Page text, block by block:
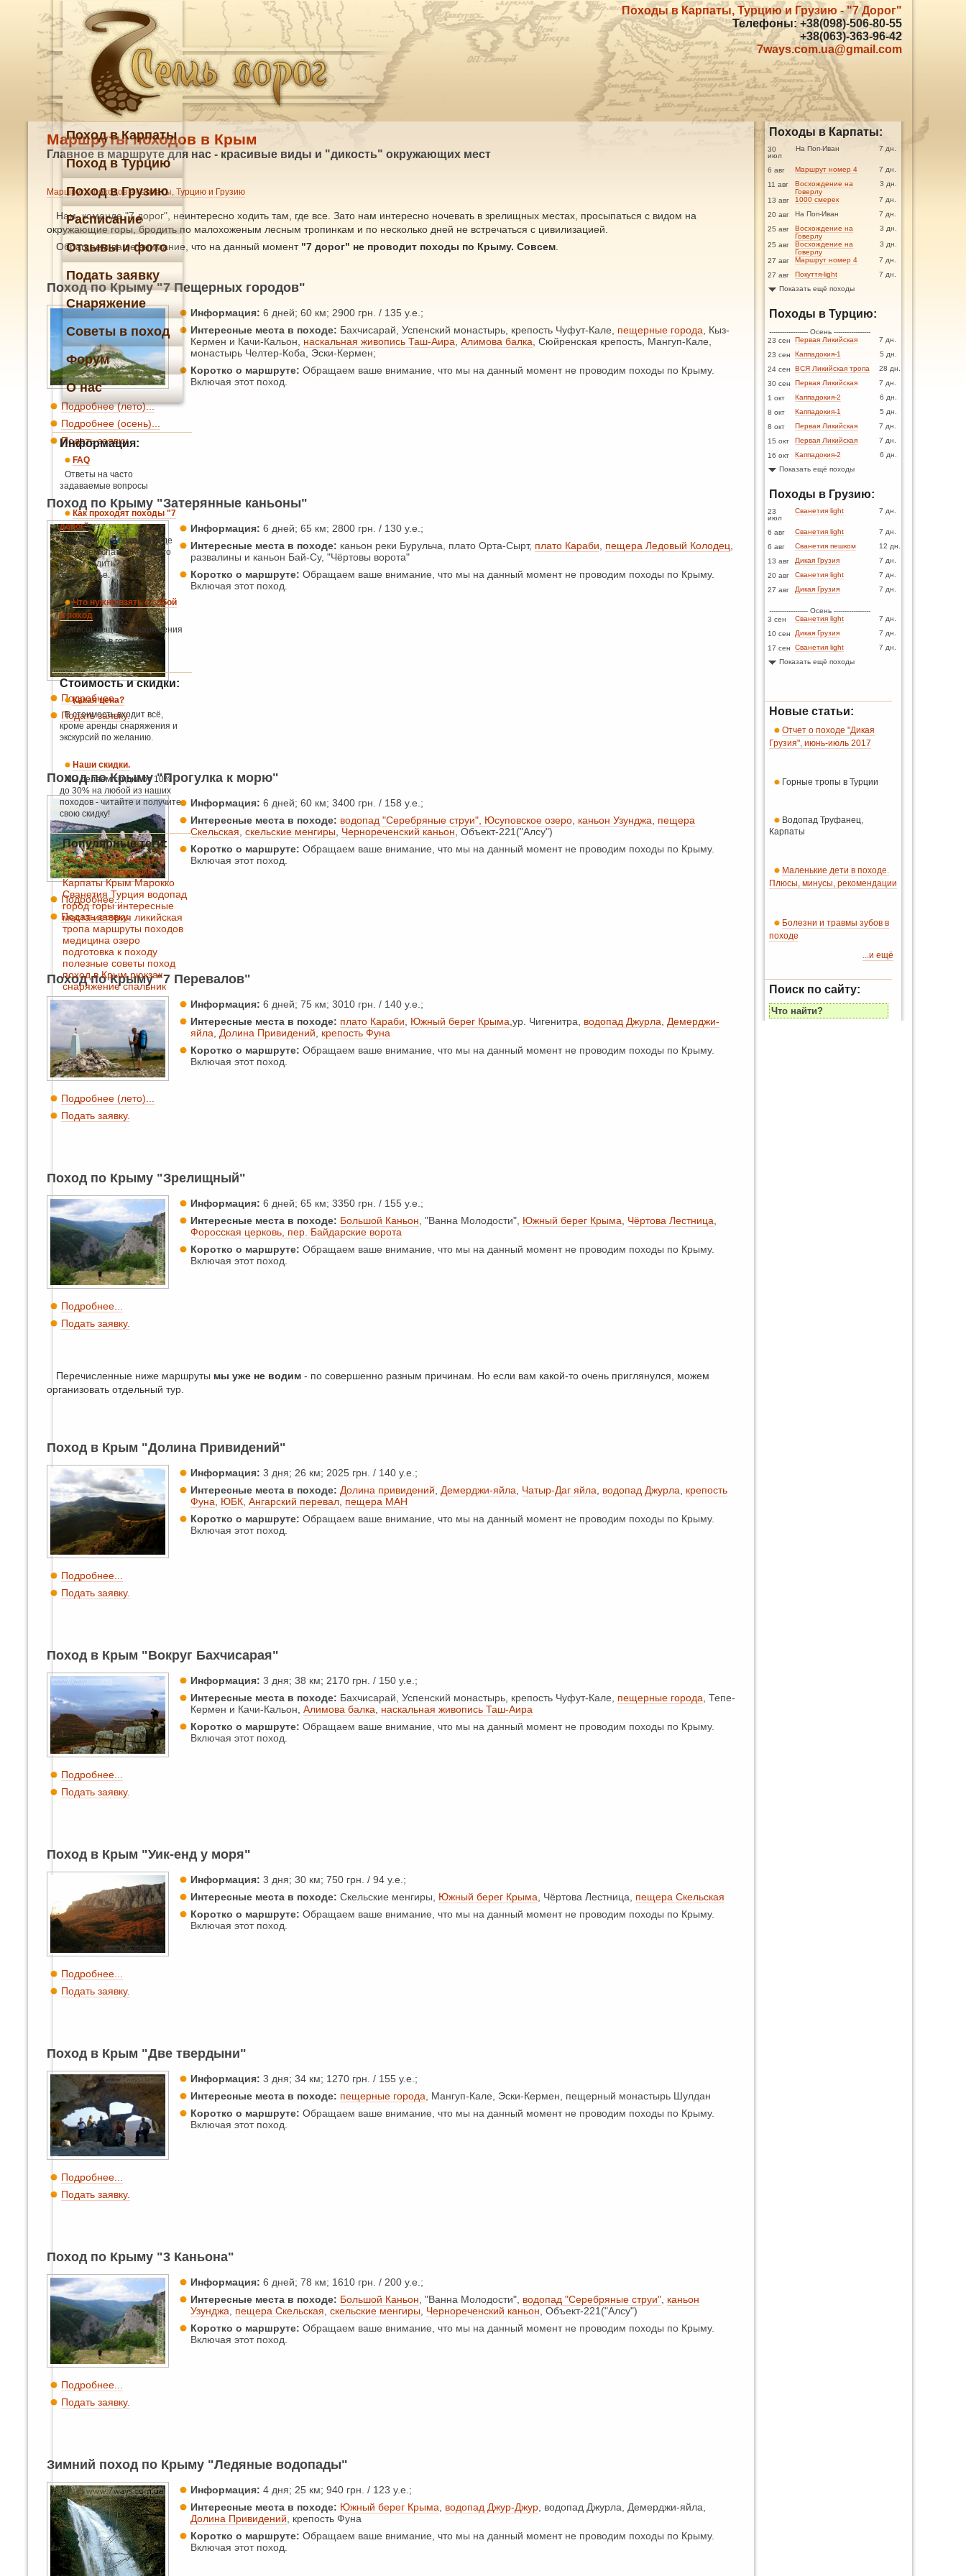
Походы в Карпаты, Турцию и Грузию - "7 Дорог"
Телефоны: +38(098)-506-80-55
+38(063)-363-96-42
7ways.com.ua@gmail.com
Маршруты походов в Крым
Главное в маршруте для нас - красивые виды и "дикость" окружающих мест
Маршруты походов в Карпаты, Турцию и Грузию
Нам, команде "7 дорог", неинтересно ходить там, где все. Зато нам интересно ночевать в зрелищных местах, просыпаться с видом на
окружающие горы, бродить по малохоженым лесным тропинкам и по несколько дней не встречаться с цивилизацией.
Обращаем ваше внимание, что на данный момент "7 дорог" не проводит походы по Крыму. Совсем
Поход по Крыму "7 Пещерных городов"
Подробнее (лето)...
Подробнее (осень)...
Подать заявку.
Информация: 6 дней; 60 км; 2900 грн. / 135 у.е.;
Интересные места в походе: Бахчисарай, Успенский монастырь, крепость Чуфут-Кале, пещерные города , Кыз-
Кермен и Качи-Кальон, наскальная живопись Таш-Аира Алимова балка , Сюйренская крепость, Мангуп-Кале,
монастырь Челтер-Коба, Эски-Кермен;
Коротко о маршруте: Обращаем ваше внимание, что мы на данный момент не проводим походы по Крыму.
Включая этот поход.
Поход по Крыму "Затерянные каньоны"
Подробнее...
Подать заявку.
Информация: 6 дней; 65 км; 2800 грн. / 130 у.е.;
Интересные места в походе: каньон реки Бурульча, плато Орта-Сырт, плато Караби пещера Ледовый Колодец
развалины и каньон Бай-Су, "Чёртовы ворота"
Коротко о маршруте: Обращаем ваше внимание, что мы на данный момент не проводим походы по Крыму.
Включая этот поход.
Поход по Крыму "Прогулка к морю"
Подробнее...
Подать заявку.
Информация: 6 дней; 60 км; 3400 грн. / 158 у.е.;
Интересные места в походе: водопад "Серебряные струи", Юсуповское озеро каньон Узунджа
пещера
Скельская скельские менгиры Чернореченский каньон , Объект-221("Алсу")
Коротко о маршруте: Обращаем ваше внимание, что мы на данный момент не проводим походы по Крыму.
Включая этот поход.
Поход по Крыму "7 Перевалов"
Подробнее (лето)...
Подать заявку.
Информация: 6 дней; 75 км; 3010 грн. / 140 у.е.;
Интересные места в походе: плато Караби Южный берег Крыма ,ур. Чигенитра, водопад Джурла
Демерджи-
яйла
Долина Привидений
крепость Фуна
Коротко о маршруте: Обращаем ваше внимание, что мы на данный момент не проводим походы по Крыму.
Включая этот поход.
Поход по Крыму "Зрелищный"
Подробнее...
Подать заявку.
Информация: 6 дней; 65 км; 3350 грн. / 155 у.е.;
Интересные места в походе: Большой Каньон , "Ванна Молодости", Южный берег Крыма Чёртова Лестница
Форосская церковь, пер. Байдарские ворота
Коротко о маршруте: Обращаем ваше внимание, что мы на данный момент не проводим походы по Крыму.
Включая этот поход.
Перечисленные ниже маршруты мы уже не водим - по совершенно разным причинам. Но если вам какой-то очень приглянулся, можем
организовать отдельный тур.
Поход в Крым "Долина Привидений"
Подробнее...
Подать заявку.
Информация: 3 дня; 26 км; 2025 грн. / 140 у.е.;
Интересные места в походе: Долина привидений Демерджи-яйла Чатыр-Даг яйла водопад Джурла
крепость
Фуна
ЮБК Ангарский перевал пещера МАН
Коротко о маршруте: Обращаем ваше внимание, что мы на данный момент не проводим походы по Крыму.
Включая этот поход.
Поход в Крым "Вокруг Бахчисарая"
Подробнее...
Подать заявку.
Информация: 3 дня; 38 км; 2170 грн. / 150 у.е.;
Интересные места в походе: Бахчисарай, Успенский монастырь, крепость Чуфут-Кале, пещерные города , Тепе-
Кермен и Качи-Кальон, Алимова балка
наскальная живопись Таш-Аира
Коротко о маршруте: Обращаем ваше внимание, что мы на данный момент не проводим походы по Крыму.
Включая этот поход.
Поход в Крым "Уик-енд у моря"
Подробнее...
Подать заявку.
Информация: 3 дня; 30 км; 750 грн. / 94 у.е.;
Интересные места в походе: Скельские менгиры, Южный берег Крыма , Чёртова Лестница, пещера Скельская
Коротко о маршруте: Обращаем ваше внимание, что мы на данный момент не проводим походы по Крыму.
Включая этот поход.
Поход в Крым "Две твердыни"
Подробнее...
Подать заявку.
Информация: 3 дня; 34 км; 1270 грн. / 155 у.е.;
Интересные места в походе: пещерные города , Мангуп-Кале, Эски-Кермен, пещерный монастырь Шулдан
Коротко о маршруте: Обращаем ваше внимание, что мы на данный момент не проводим походы по Крыму.
Включая этот поход.
Поход по Крыму "3 Каньона"
Подробнее...
Подать заявку.
Информация: 6 дней; 78 км; 1610 грн. / 200 у.е.;
Интересные места в походе: Большой Каньон , "Ванна Молодости", водопад "Серебряные струи" каньон
Узунджа
пещера Скельская скельские менгиры Чернореченский каньон , Объект-221("Алсу")
Коротко о маршруте: Обращаем ваше внимание, что мы на данный момент не проводим походы по Крыму.
Включая этот поход.
Зимний поход по Крыму "Ледяные водопады"
Информация: 4 дня; 25 км; 940 грн. / 123 у.е.;
Интересные места в походе: Южный берег Крыма водопад Джур-Джур , водопад Джурла, Демерджи-яйла,
Долина Привидений , крепость Фуна
Коротко о маршруте: Обращаем ваше внимание, что мы на данный момент не проводим походы по Крыму.
Включая этот поход.
Поход в Карпаты
Поход в Турцию
Поход в Грузию
Расписание
Отзывы и фото
Подать заявку
Снаряжение
Советы в поход
Форум
О нас
Информация:
FAQ
Ответы на часто
задаваемые вопросы
Как проходят походы "7
дорог"
Как мы будем кушать? Где
мы будем спать? Как много
будем ходить? Ответы - в
этой статье.
Что нужно взять с собой
в поход
Список вещей и снаряжения
для похода в горы.
С картинками.
Стоимость и скидки:
Какая цена?
В стоимость входит всё,
кроме аренды снаряжения и
экскурсий по желанию.
Наши скидки.
Мы делаем скидки от 10%
до 30% на любой из наших
походов - читайте и получите
свою скидку!
Популярные теги:
FAQ Высокий Атлас
Грузия Каппадокия
Карпаты Крым Марокко
Сванетия Турция водопад
город горы интересные
места история ликийская
тропа маршруты походов
медицина озеро
подготовка к походу
полезные советы поход
поход в Крым рюкзак
снаряжение спальник
Походы в Карпаты:
30
июл
На Поп-Иван 7 дн.
6 авг Маршрут номер 4
7 дн.
11 авг
Восхождение на
Говерлу
3 дн.
13 авг 1000 смерек
7 дн.
20 авг
На Поп-Иван
7 дн.
25 авг
Восхождение на
Говерлу
3 дн.
25 авг
Восхождение на
Говерлу
3 дн.
27 авг Маршрут номер 4
7 дн.
27 авг
Покуття-light
7 дн.
Показать ещё походы
Походы в Турцию:
------------------ Осень -----------------
23 сен
Первая Ликийская
7 дн.
23 сен
Каппадокия-1
5 дн.
24 сен
ВСЯ Ликийская тропа
28 дн.
30 сен
Первая Ликийская
7 дн.
1 окт
Каппадокия-2
6 дн.
8 окт
Каппадокия-1
5 дн.
8 окт
Первая Ликийская
7 дн.
15 окт
Первая Ликийская
7 дн.
16 окт
Каппадокия-2
6 дн.
Показать ещё походы
Походы в Грузию:
23
июл
Сванетия light 7 дн.
6 авг Сванетия light
7 дн.
6 авг
Сванетия пешком
12 дн.
13 авг
Дикая Грузия
7 дн.
20 авг
Сванетия light
7 дн.
27 авг
Дикая Грузия 7 дн.
------------------ Осень -----------------
3 сен
Сванетия light
7 дн.
10 сен
Дикая Грузия
7 дн.
17 сен
Сванетия light
7 дн.
Показать ещё походы
Новые статьи:
Отчет о походе "Дикая
Грузия", июнь-июль 2017
Горные тропы в Турции
Водопад Труфанец,
Карпаты
Маленькие дети в походе.
Плюсы, минусы, рекомендации
Болезни и травмы зубов в
походе
...и ещё
Поиск по сайту: